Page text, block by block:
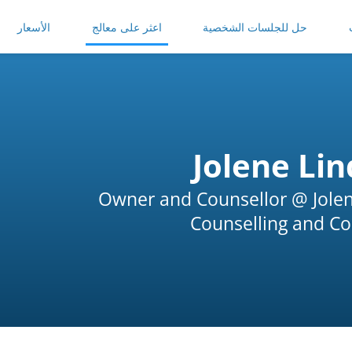
حل للجلسات الشخصية اعثر على معالج الأسعار
Jolene
Owner and Counsellor @
Counselling and